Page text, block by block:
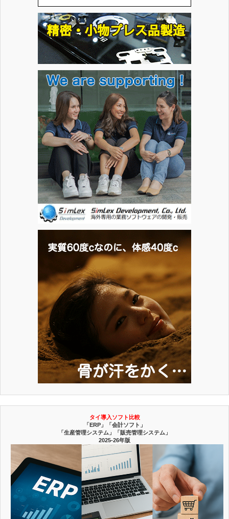
タイ導入ソフト比較
「ERP」「会計ソフト」
「生産管理システム」「販売管理システム」
2025-26年版